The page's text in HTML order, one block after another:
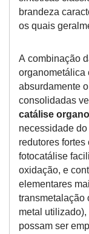
brandeza
os quais
A combinação
organometálica
absurdamente
consolidadas
catálise
necessidade
redutores
fotocatálise
oxidação, e
elementares
transmetalação
metal
possam ser